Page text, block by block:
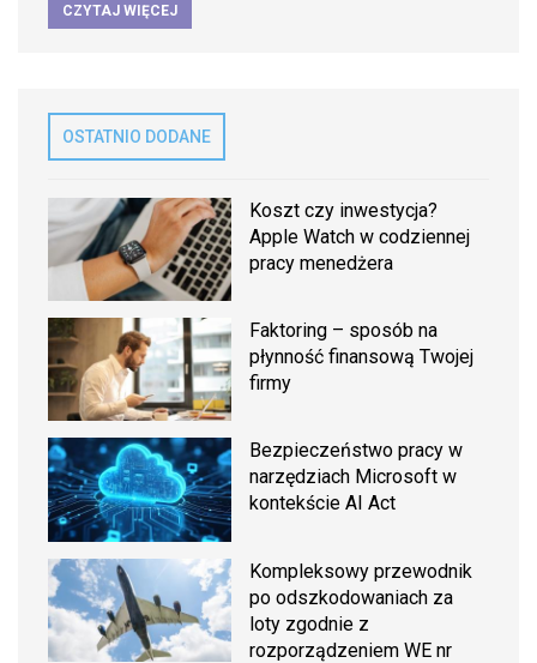
CZYTAJ WIĘCEJ
OSTATNIO DODANE
Koszt czy inwestycja?
Apple Watch w codziennej
pracy menedżera
Faktoring – sposób na
płynność finansową Twojej
firmy
Bezpieczeństwo pracy w
narzędziach Microsoft w
kontekście AI Act
Kompleksowy przewodnik
po odszkodowaniach za
loty zgodnie z
rozporządzeniem WE nr